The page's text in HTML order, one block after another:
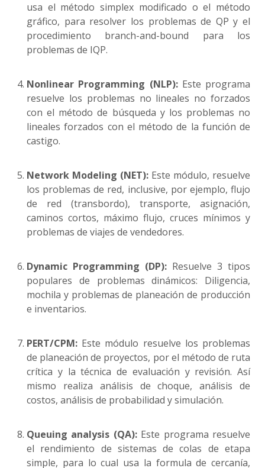
usa el método simplex modificado o el método
gráfico, para resolver los problemas de QP y el
procedimiento branch-and-bound para los
problemas de IQP.
Nonlinear Programming (NLP):Este programa
resuelve los problemas no lineales no forzados
con el método de búsqueda y los problemas no
lineales forzados con el método de la función de
castigo.
Network Modeling (NET): Este módulo, resuelve
los problemas de red, inclusive, por ejemplo, flujo
de red (transbordo), transporte, asignación,
caminos cortos, máximo flujo, cruces mínimos y
problemas de viajes de vendedores.
Dynamic Programming (DP): Resuelve 3 tipos
populares de problemas dinámicos: Diligencia,
mochila y problemas de planeación de producción
e inventarios.
PERT/CPM: Este módulo resuelve los problemas
de planeación de proyectos, por el método de ruta
crítica y la técnica de evaluación y revisión. Así
mismo realiza análisis de choque, análisis de
costos, análisis de probabilidad y simulación.
Queuing analysis (QA):Este programa resuelve
el rendimiento de sistemas de colas de etapa
simple, para lo cual usa la formula de cercanía,